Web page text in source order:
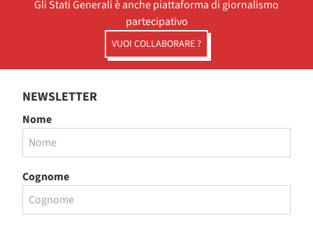
Gli Stati Generali è anche piattaforma di giornalismo
partecipativo
VUOI COLLABORARE ?
NEWSLETTER
Nome
Cognome